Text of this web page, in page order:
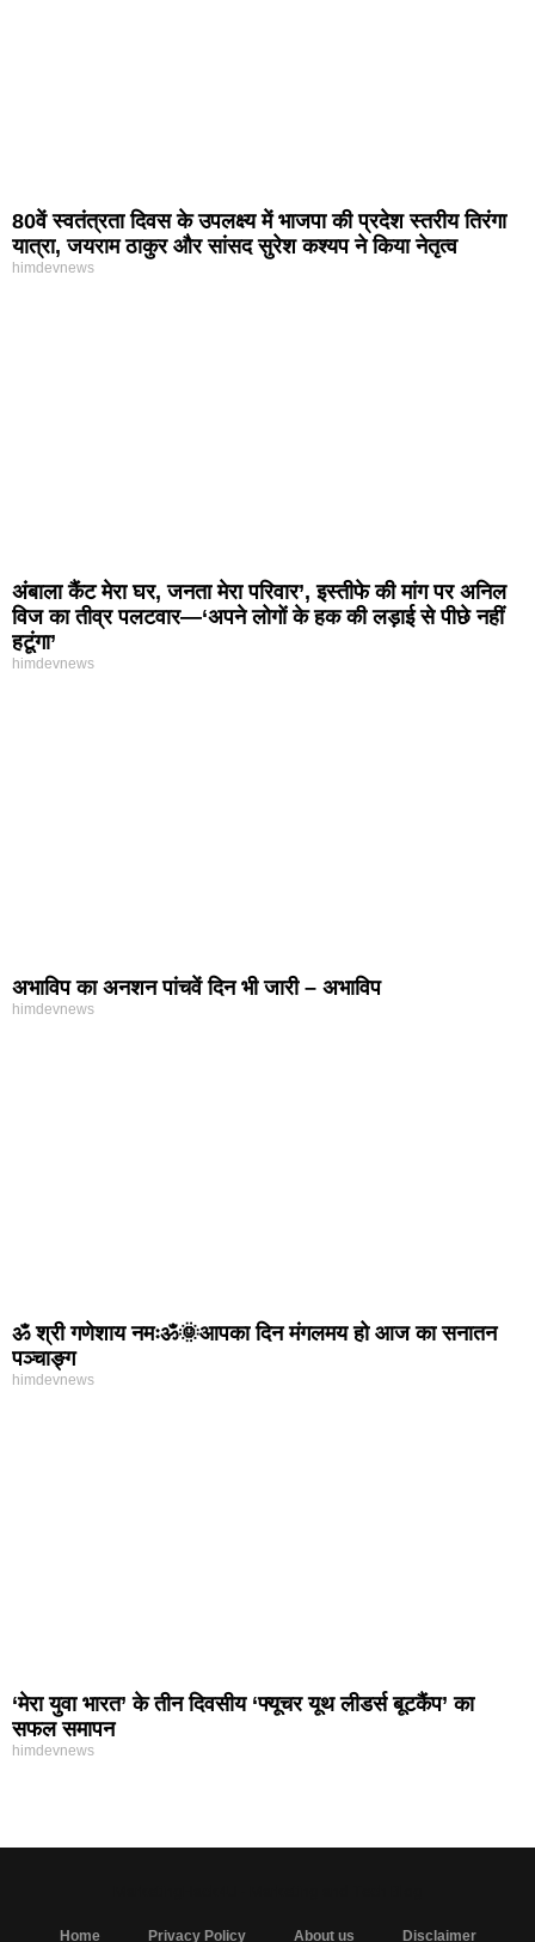
80वें स्वतंत्रता दिवस के उपलक्ष्य में भाजपा की प्रदेश स्तरीय तिरंगा
यात्रा, जयराम ठाकुर और सांसद सुरेश कश्यप ने किया नेतृत्व
himdevnews
अंबाला कैंट मेरा घर, जनता मेरा परिवार’, इस्तीफे की मांग पर अनिल
विज का तीव्र पलटवार—‘अपने लोगों के हक की लड़ाई से पीछे नहीं
हटूंगा’
himdevnews
अभाविप का अनशन पांचवें दिन भी जारी – अभाविप
himdevnews
ॐ श्री गणेशाय नमःॐ🌞आपका दिन मंगलमय हो आज का सनातन
पञ्चाङ्ग
himdevnews
‘मेरा युवा भारत’ के तीन दिवसीय ‘फ्यूचर यूथ लीडर्स बूटकैंप’ का
सफल समापन
himdevnews
Home Privacy Policy About us Disclaimer